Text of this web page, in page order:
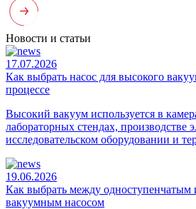
Новости и статьи
17.07.2026
Как выбрать насос для высокого
процессе
Высокий вакуум используется в
лабораторных стендах, производстве
исследовательском оборудовании и
19.06.2026
Как выбрать между одноступенчатым
вакуумным насосом